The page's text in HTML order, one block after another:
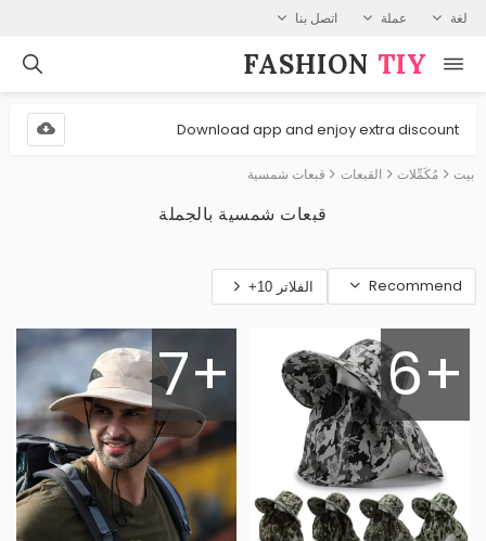
لغة عملة اتصل بنا
FASHION⁠ TIY
Download app and enjoy extra discount
بيت مُكَمِّلات القبعات قبعات شمسية
قبعات شمسية بالجملة
Recommend الفلاتر 10+
6+
7+